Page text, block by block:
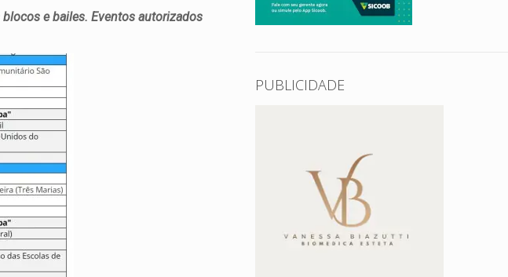
e bailes. Eventos autorizados
PUBLICIDADE